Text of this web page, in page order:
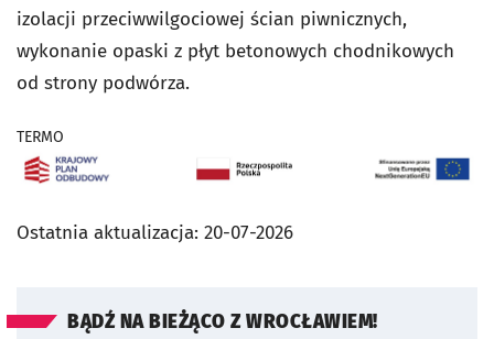
izolacji przeciwwilgociowej ścian piwnicznych,
wykonanie opaski z płyt betonowych chodnikowych
od strony podwórza.
TERMO
Ostatnia aktualizacja: 20-07-2026
BĄDŹ NA BIEŻĄCO Z WROCŁAWIEM!